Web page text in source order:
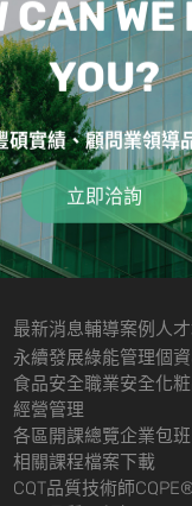
CAN WE
YOU?
碩實績、顧問業領導
立即洽詢
最新消息輔導案例 人
永續發展綠能管理個
食品安全職業安全化
經營管理
各區開課總覽企業包班
相關課程檔案下載
CQT品質技術師